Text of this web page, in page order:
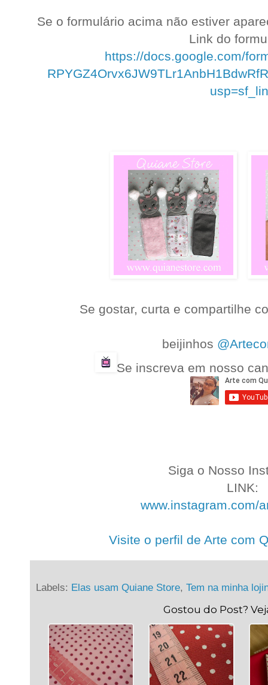
Se o formulário acima não estiver
Link do
https://docs.google.com/
Se gostar, curta e compartilhe
beijinhos
Se inscreva em nosso
Siga o Nosso
LINK:
www.instagram.com/
Visite o perfil de Arte com
Labels: Elas usam Quiane Store, Tem na minha
Gostou do Post?